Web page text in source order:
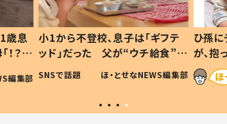
歳息
？」
編集部
小1から不登校、息子は「ギフテ
ッド」だった 父が“ウチ給食”を
作り続ける理由とは #令和の親
#令和の子
SNSで話題 ほ・とせなNEWS編集部
ひ孫
が、
「涙が
い」